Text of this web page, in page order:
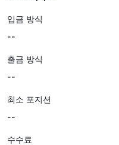
입금 방식
--
출금 방식
--
최소 포지션
--
수수료